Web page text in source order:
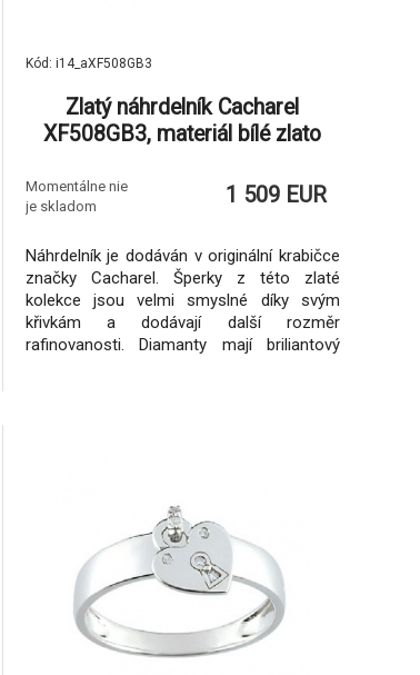
Kód: i14_aXF508GB3
Zlatý náhrdelník Cacharel
XF508GB3, materiál bílé zlato
Momentálne nie
je skladom
1 509 EUR
Náhrdelník je dodáván v originální krabičce
značky Cacharel. Šperky z této zlaté
kolekce jsou velmi smyslné díky svým
křivkám a dodávají další rozměr
rafinovanosti. Diamanty mají briliantový